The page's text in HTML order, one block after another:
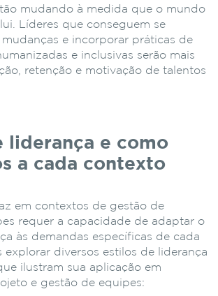
mudando à medida que o mundo
Líderes que conseguem se
mudanças e incorporar práticas de
e inclusivas serão mais
retenção e motivação de talentos
liderança e como
a cada contexto
em contextos de gestão de
requer a capacidade de adaptar o
às demandas específicas de cada
explorar diversos estilos de liderança
ilustram sua aplicação em
e gestão de equipes: